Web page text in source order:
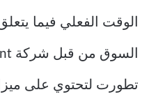
الوقت الفعلي فيما
تطورت لتحتوي على